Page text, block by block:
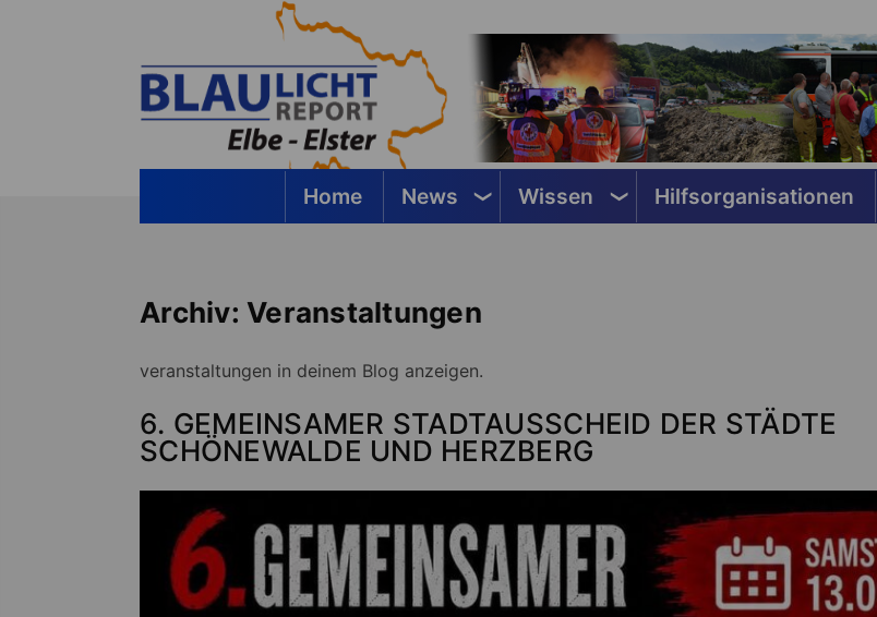
Home News Wissen Hilfsorganisationen
Archiv:Veranstaltungen
veranstaltungen in deinem Blog anzeigen.
6. GEMEINSAMER STADTAUSSCHEID DER STÄDTE
SCHÖNEWALDE UND HERZBERG